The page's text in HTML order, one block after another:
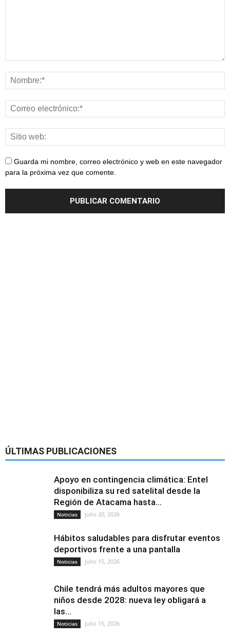
Guarda mi nombre, correo electrónico y web en este navegador
para la próxima vez que comente.
ÚLTIMAS PUBLICACIONES
Apoyo en contingencia climática: Entel
disponibiliza su red satelital desde la
Región de Atacama hasta...
Noticias julio 20, 2026
Hábitos saludables para disfrutar eventos
deportivos frente a una pantalla
Noticias julio 15, 2026
Chile tendrá más adultos mayores que
niños desde 2028: nueva ley obligará a
las...
Noticias julio 15, 2026